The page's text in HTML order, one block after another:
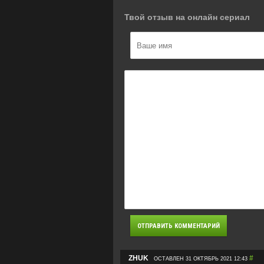
Твой отзыв на онлайн сериал
ZHUK ОСТАВЛЕН 31 ОКТЯБРЬ 2021 12:43 #